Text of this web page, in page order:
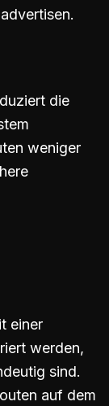
die
weniger
einer
werden,
sind.
auf dem